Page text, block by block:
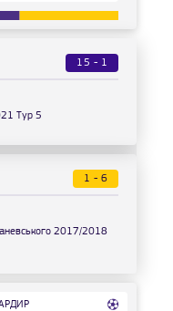
15 - 1
Тур 5
1 - 6
2017/2018